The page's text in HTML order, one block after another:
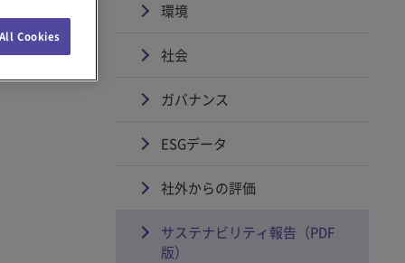
環境
社会
ガバナンス
ESGデータ
社外からの評価
サステナビリティ報告（PDF
版）
Cookies